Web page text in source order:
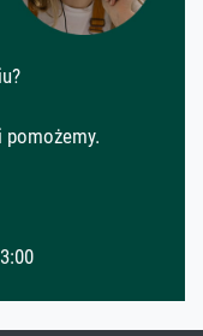
pomożemy.